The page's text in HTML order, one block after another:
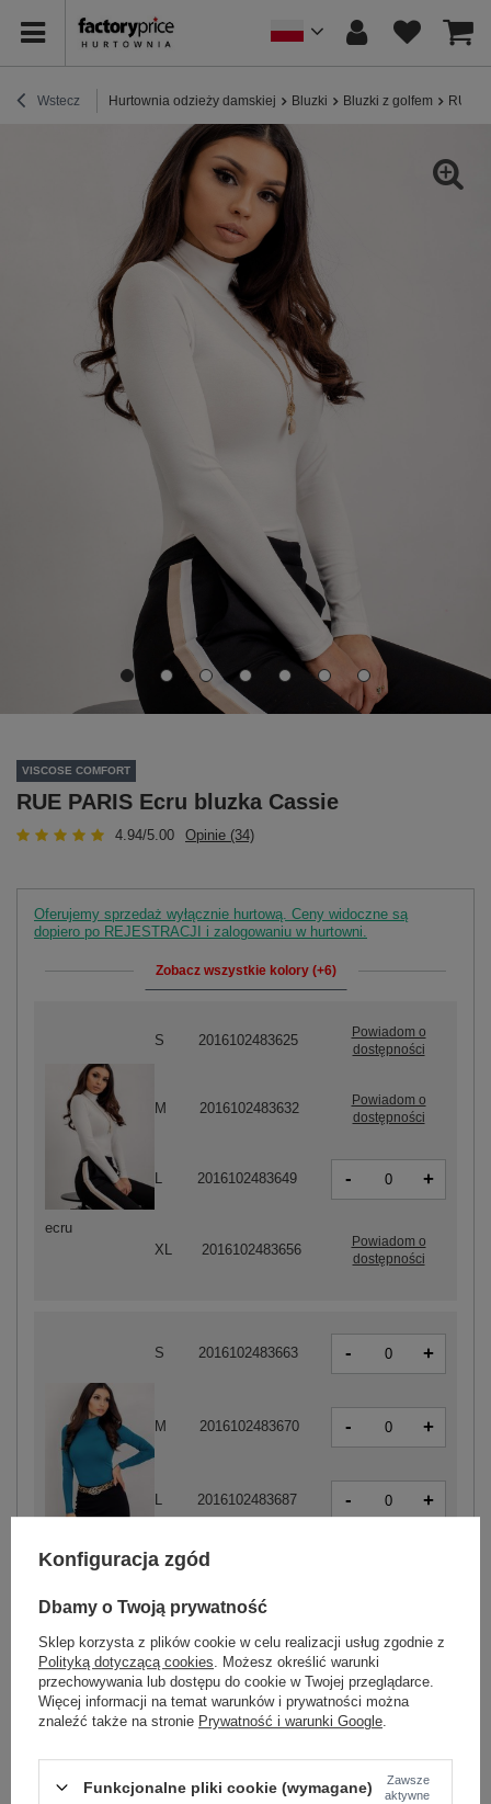
Wstecz Hurtownia odzieży damskiej Bluzki Bluzki z golfem RUE
VISCOSE COMFORT
RUE PARIS Ecru bluzka Cassie
4.94/5.00 Opinie (34)
Oferujemy sprzedaż wyłącznie hurtową. Ceny widoczne są
dopiero po REJESTRACJI i zalogowaniu w hurtowni.
Zobacz wszystkie kolory (+6)
S 2016102483663 - +
M 2016102483670 - +
L 2016102483687 - +
XL 2016103025794 -
ecru
S 2016102483625
Powiadom o
dostępności
M 2016102483632
Powiadom o
dostępności
L 2016102483649 - +
XL 2016102483656
Powiadom o
dostępności
Konfiguracja zgód
Dbamy o Twoją prywatność
Sklep korzysta z plików cookie w celu realizacji usług zgodnie z
Polityką dotyczącą cookies . Możesz określić warunki
przechowywania lub dostępu do cookie w Twojej przeglądarce.
Więcej informacji na temat warunków i prywatności można
znaleźć także na stronie Prywatność i warunki Google
Funkcjonalne pliki cookie (wymagane)
Zawsze
aktywne